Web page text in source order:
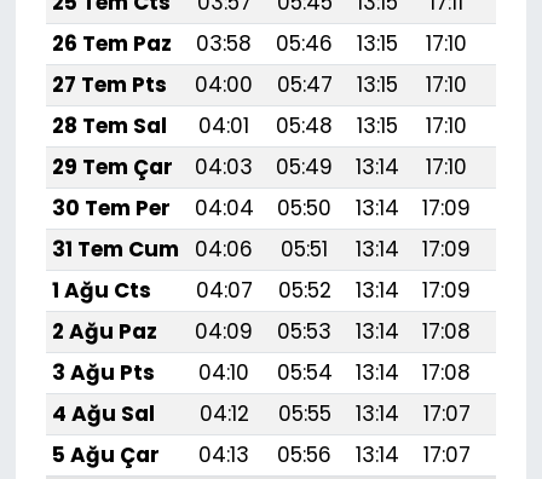
26 Tem Paz
03:58 05:46 13:15 17:10
27 Tem Pts
04:00 05:47 13:15 17:10
28 Tem Sal
04:01 05:48 13:15 17:10
29 Tem Çar
04:03 05:49 13:14 17:10
30 Tem Per
04:04 05:50 13:14 17:09
31 Tem Cum
04:06 05:51 13:14 17:09
1 Ağu Cts
04:07 05:52 13:14 17:09
2 Ağu Paz
04:09 05:53 13:14 17:08
3 Ağu Pts
04:10 05:54 13:14 17:08
4 Ağu Sal
04:12 05:55 13:14 17:07
5 Ağu Çar
04:13 05:56 13:14 17:07